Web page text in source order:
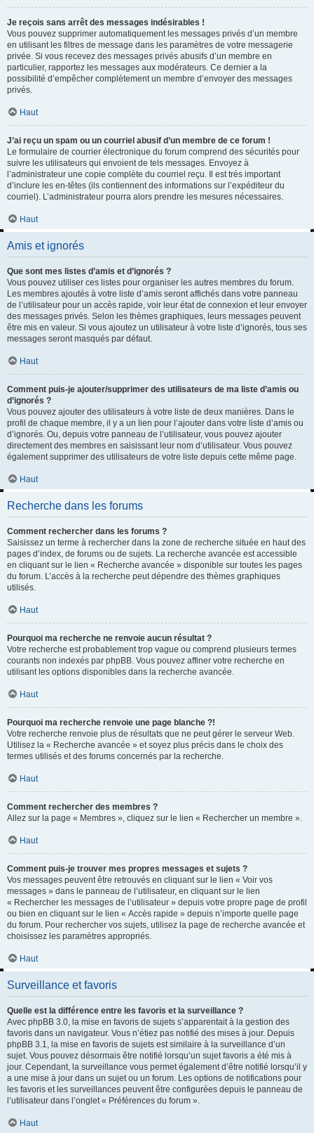
Je reçois sans arrêt des messages indésirables !
Vous pouvez supprimer automatiquement les messages privés d’un membre
en utilisant les filtres de message dans les paramètres de votre messagerie
privée. Si vous recevez des messages privés abusifs d’un membre en
particulier, rapportez les messages aux modérateurs. Ce dernier a la
possibilité d’empêcher complètement un membre d’envoyer des messages
privés.
Haut
J’ai reçu un spam ou un courriel abusif d’un membre de ce forum !
Le formulaire de courrier électronique du forum comprend des sécurités pour
suivre les utilisateurs qui envoient de tels messages. Envoyez à
l’administrateur une copie complète du courriel reçu. Il est très important
d’inclure les en-têtes (ils contiennent des informations sur l’expéditeur du
courriel). L’administrateur pourra alors prendre les mesures nécessaires.
Haut
Amis et ignorés
Que sont mes listes d’amis et d’ignorés ?
Vous pouvez utiliser ces listes pour organiser les autres membres du forum.
Les membres ajoutés à votre liste d’amis seront affichés dans votre panneau
de l’utilisateur pour un accès rapide, voir leur état de connexion et leur envoyer
des messages privés. Selon les thèmes graphiques, leurs messages peuvent
être mis en valeur. Si vous ajoutez un utilisateur à votre liste d’ignorés, tous ses
messages seront masqués par défaut.
Haut
Comment puis-je ajouter/supprimer des utilisateurs de ma liste d’amis ou
d’ignorés ?
Vous pouvez ajouter des utilisateurs à votre liste de deux manières. Dans le
profil de chaque membre, il y a un lien pour l’ajouter dans votre liste d’amis ou
d’ignorés. Ou, depuis votre panneau de l’utilisateur, vous pouvez ajouter
directement des membres en saisissant leur nom d’utilisateur. Vous pouvez
également supprimer des utilisateurs de votre liste depuis cette même page.
Haut
Recherche dans les forums
Comment rechercher dans les forums ?
Saisissez un terme à rechercher dans la zone de recherche située en haut des
pages d’index, de forums ou de sujets. La recherche avancée est accessible
en cliquant sur le lien « Recherche avancée » disponible sur toutes les pages
du forum. L’accès à la recherche peut dépendre des thèmes graphiques
utilisés.
Haut
Pourquoi ma recherche ne renvoie aucun résultat ?
Votre recherche est probablement trop vague ou comprend plusieurs termes
courants non indexés par phpBB. Vous pouvez affiner votre recherche en
utilisant les options disponibles dans la recherche avancée.
Haut
Pourquoi ma recherche renvoie une page blanche ?!
Votre recherche renvoie plus de résultats que ne peut gérer le serveur Web.
Utilisez la « Recherche avancée » et soyez plus précis dans le choix des
termes utilisés et des forums concernés par la recherche.
Haut
Comment rechercher des membres ?
Allez sur la page « Membres », cliquez sur le lien « Rechercher un membre ».
Haut
Comment puis-je trouver mes propres messages et sujets ?
Vos messages peuvent être retrouvés en cliquant sur le lien « Voir vos
messages » dans le panneau de l’utilisateur, en cliquant sur le lien
« Rechercher les messages de l’utilisateur » depuis votre propre page de profil
ou bien en cliquant sur le lien « Accès rapide » depuis n’importe quelle page
du forum. Pour rechercher vos sujets, utilisez la page de recherche avancée et
choisissez les paramètres appropriés.
Haut
Surveillance et favoris
Quelle est la différence entre les favoris et la surveillance ?
Avec phpBB 3.0, la mise en favoris de sujets s’apparentait à la gestion des
favoris dans un navigateur. Vous n’étiez pas notifié des mises à jour. Depuis
phpBB 3.1, la mise en favoris de sujets est similaire à la surveillance d’un
sujet. Vous pouvez désormais être notifié lorsqu’un sujet favoris a été mis à
jour. Cependant, la surveillance vous permet également d’être notifié lorsqu’il y
a une mise à jour dans un sujet ou un forum. Les options de notifications pour
les favoris et les surveillances peuvent être configurées depuis le panneau de
l’utilisateur dans l’onglet « Préférences du forum ».
Haut